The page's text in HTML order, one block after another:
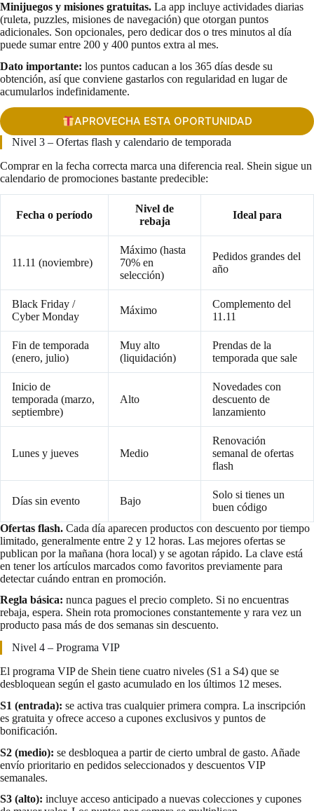
Minijuegos y misiones gratuitas. La app incluye actividades diarias
(ruleta, puzzles, misiones de navegación) que otorgan puntos
adicionales. Son opcionales, pero dedicar dos o tres minutos al día
puede sumar entre 200 y 400 puntos extra al mes.
Dato importante: los puntos caducan a los 365 días desde su
obtención, así que conviene gastarlos con regularidad en lugar de
acumularlos indefinidamente.
APROVECHA ESTA OPORTUNIDAD
Nivel 3 – Ofertas flash y calendario de temporada
Comprar en la fecha correcta marca una diferencia real. Shein sigue un
calendario de promociones bastante predecible:
Fecha o período
Nivel de
rebaja
Ideal para
11.11 (noviembre)
Máximo (hasta
70% en
selección)
Pedidos grandes del
año
Black Friday /
Cyber Monday
Máximo
Complemento del
11.11
Fin de temporada
(enero, julio)
Muy alto
(liquidación)
Prendas de la
temporada que sale
Inicio de
temporada (marzo,
septiembre)
Alto
Novedades con
descuento de
lanzamiento
Lunes y jueves Medio
Renovación
semanal de ofertas
flash
Días sin evento Bajo
Solo si tienes un
buen código
Ofertas flash. Cada día aparecen productos con descuento por tiempo
limitado, generalmente entre 2 y 12 horas. Las mejores ofertas se
publican por la mañana (hora local) y se agotan rápido. La clave está
en tener los artículos marcados como favoritos previamente para
detectar cuándo entran en promoción.
Regla básica: nunca pagues el precio completo. Si no encuentras
rebaja, espera. Shein rota promociones constantemente y rara vez un
producto pasa más de dos semanas sin descuento.
Nivel 4 – Programa VIP
El programa VIP de Shein tiene cuatro niveles (S1 a S4) que se
desbloquean según el gasto acumulado en los últimos 12 meses.
S1 (entrada): se activa tras cualquier primera compra. La inscripción
es gratuita y ofrece acceso a cupones exclusivos y puntos de
bonificación.
S2 (medio): se desbloquea a partir de cierto umbral de gasto. Añade
envío prioritario en pedidos seleccionados y descuentos VIP
semanales.
S3 (alto): incluye acceso anticipado a nuevas colecciones y cupones